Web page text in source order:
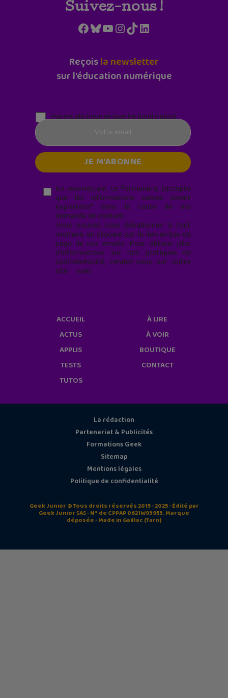
Suivez-nous !
Facebook
Bluesky
YouTube
Instagram
TikTokLinkedIn
Reçoisla newsletter
sur l'éducation numérique
Parentalité numérique (le lundi matin)
En soumettant ce formulaire, j’accepte
que les informations saisies soient
exploitées* dans le cadre de ma
demande de contact.
Vous pouvez vous désabonner à tout
moment en cliquant sur le lien en bas de
page de nos emails. Pour obtenir plus
d'informations sur nos pratiques de
confidentialité, rendez-vous sur notre
site web
ACCUEIL
ACTUS
APPLIS
TESTS
TUTOS
À LIRE
À VOIR
BOUTIQUE
CONTACT
La rédaction
Partenariat & Publicités
Formations Geek
Sitemap
Mentions légales
Politique de confidentialité
Geek Junior © Tous droits réservés 2015 - 2025 - Édité par
Geek Junior SAS - N° de CPPAP 0621W93953. Marque
déposée - Made in Gaillac (Tarn)